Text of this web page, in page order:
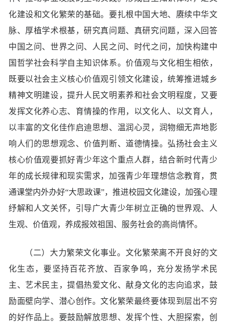
化建设和文化繁荣的基础。要扎根中国大地、赓续中华文
脉、厚植学术根基，研究真问题、真研究问题，深入回答
中国之问、世界之问、人民之问、时代之问，加快构建中
国哲学社会科学自主知识体系。价值观与文化相生相依，
既要以社会主义核心价值观引领文化建设，统筹推进城乡
精神文明建设，提升人民文明素养和社会文明程度，又要
发挥文化养心志、育情操的作用，以文化人、以文育人，
以丰富的文化佳作启迪思想、温润心灵，润物细无声地影
响人们的思想观念、价值判断、道德情操。弘扬社会主义
核心价值观要抓好青少年这个重点人群，结合新时代青少
年的成长规律和现实需求，加强青少年理想信念教育，贯
通课堂内外办好“大思政课”，推进校园文化建设，加强心理
纾解和人文关怀，引导广大青少年树立正确的世界观、人
生观、价值观，养成报效祖国、服务社会的高尚情怀。
（二）大力繁荣文化事业。文化繁荣离不开良好的文
化生态，要坚持百花齐放、百家争鸣，充分发扬学术民
主、艺术民主，提倡热爱文化、献身文化的志向追求，鼓
励面壁向学、潜心创作。文化繁荣最终要体现到层出不穷
的好作品上。要鼓励解放思想、发挥个性、大胆探索，创